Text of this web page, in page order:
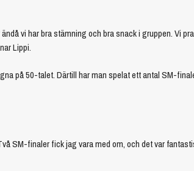
vi har bra stämning och bra snack i gruppen. Vi
Lippi.
på 50-talet. Därtill har man spelat ett antal SM-
SM-finaler fick jag vara med om, och det var